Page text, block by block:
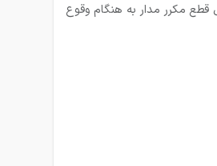
میلی آمپر در نظر گرفته می‌شود. ولی به‌ دلیل قطع مکرر مدار به هنگام وقوع